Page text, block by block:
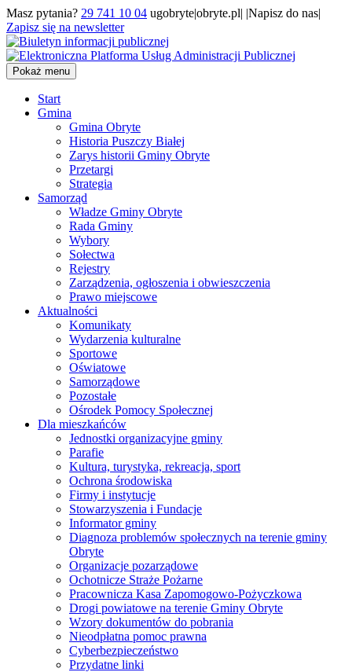
Masz pytania? 29 741 10 04 ugobryte|obryte.pl| |Napisz do nas|
Zapisz się na newsletter
Pokaż menu
Start
Gmina
Gmina Obryte
Historia Puszczy Białej
Zarys historii Gminy Obryte
Przetargi
Strategia
Samorząd
Władze Gminy Obryte
Rada Gminy
Wybory
Sołectwa
Rejestry
Zarządzenia, ogłoszenia i obwieszczenia
Prawo miejscowe
Aktualności
Komunikaty
Wydarzenia kulturalne
Sportowe
Oświatowe
Samorządowe
Pozostałe
Ośrodek Pomocy Społecznej
Dla mieszkańców
Jednostki organizacyjne gminy
Parafie
Kultura, turystyka, rekreacja, sport
Ochrona środowiska
Firmy i instytucje
Stowarzyszenia i Fundacje
Informator gminy
Diagnoza problemów społecznych na terenie gminy
Obryte
Organizacje pozarządowe
Ochotnicze Straże Pożarne
Pracownicza Kasa Zapomogowo-Pożyczkowa
Drogi powiatowe na terenie Gminy Obryte
Wzory dokumentów do pobrania
Nieodpłatna pomoc prawna
Cyberbezpieczeństwo
Przydatne linki